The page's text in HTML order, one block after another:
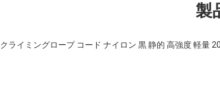
製
クライミングロープ コード ナイロン 黒 静的 高強度 軽量